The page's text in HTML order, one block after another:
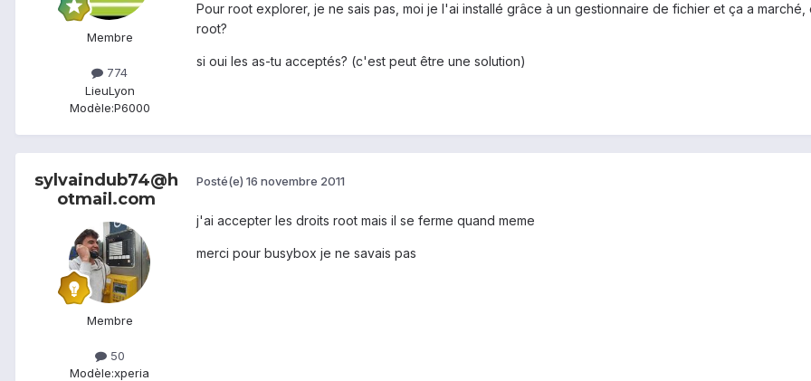
Membre
774
LieuLyon
Modèle:P6000
Pour root explorer, je ne sais pas, moi je l'ai installé grâce à un gestionnaire de fichier et ça a
root?
si oui les as-tu acceptés? (c'est peut être une solution)
sylvaindub74@h
otmail.com
Membre
50
Modèle:xperia
Posté(e) 16 novembre 2011
j'ai accepter les droits root mais il se ferme quand meme
merci pour busybox je ne savais pas